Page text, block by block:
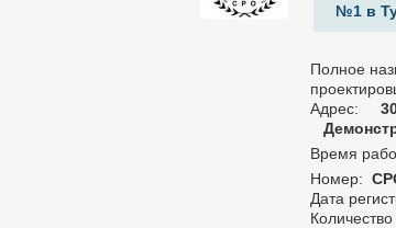
№1 в
Полное
Адрес:
Время
Номер:
Дата